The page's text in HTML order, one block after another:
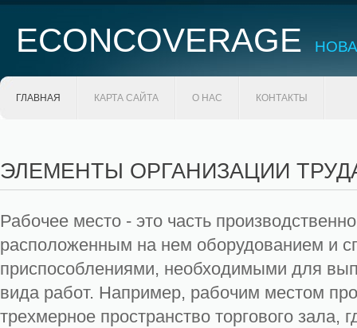
ECONCOVERAGE
ГЛАВНАЯ КАРТА САЙТА О НАС КОНТАКТЫ
ЭЛЕМЕНТЫ ОРГАНИЗАЦИИ
Рабочее место - это часть
расположенным на нем оборудованием и
приспособлениями, необходимыми для
вида работ. Например, рабочим местом
трехмерное пространство торгового